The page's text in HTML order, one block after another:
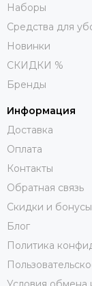
Наборы
Средства для
Новинки
СКИДКИ %
Бренды
Информация
Доставка
Оплата
Контакты
Обратная связь
Скидки и бонусы
Блог
Политика